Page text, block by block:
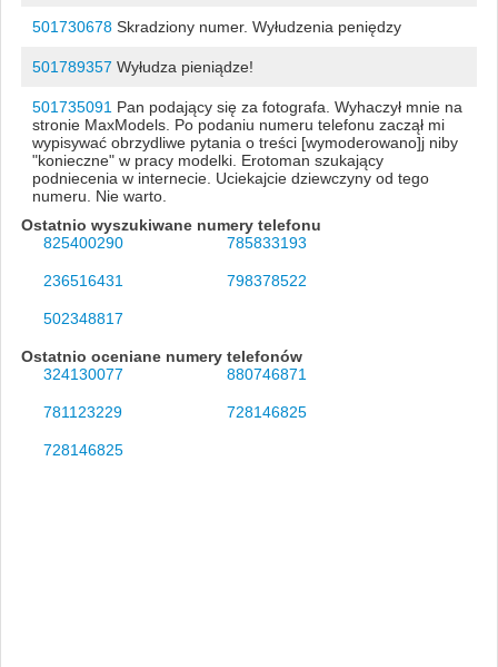
501730678Skradziony numer. Wyłudzenia peniędzy
501789357 Wyłudza pieniądze!
501735091 Pan podający się za fotografa. Wyhaczył mnie na
stronie MaxModels. Po podaniu numeru telefonu zaczął mi
wypisywać obrzydliwe pytania o treści [wymoderowano]j niby
"konieczne" w pracy modelki. Erotoman szukający
podniecenia w internecie. Uciekajcie dziewczyny od tego
numeru. Nie warto.
Ostatnio wyszukiwane numery telefonu
825400290
785833193
236516431 798378522
502348817
Ostatnio oceniane numery telefonów
324130077
880746871
781123229 728146825
728146825